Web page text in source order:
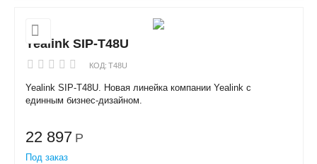
Yealink SIP-T48U
КОД: T48U
Yealink SIP-T48U. Новая линейка компании Yealink с
единным бизнес-дизайном.
22 897 Р
Под заказ